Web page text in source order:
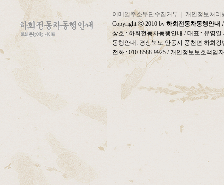
이메일주소무단수집거부
개인정보처리
Copyright ⓒ 2010 by 하회전동차동행안내
상호 : 하회전동차동행안내 / 대표 : 유영
동행안내: 경상북도 안동시 풍천면 하회
전화 : 010-8588-9925 / 개인정보보호책임